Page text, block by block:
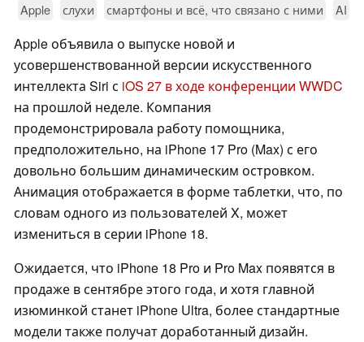
Apple слухи смартфоны и всё, что связано с ними AI
Apple объявила о выпуске новой и
усовершенствованной версии искусственного
интеллекта Siri с iOS 27 в ходе конференции WWDC
на прошлой неделе. Компания
продемонстрировала работу помощника,
предположительно, на iPhone 17 Pro (Max) с его
довольно большим динамическим островком.
Анимация отображается в форме таблетки, что, по
словам одного из пользователей X, может
измениться в серии iPhone 18.
Ожидается, что iPhone 18 Pro и Pro Max появятся в
продаже в сентябре этого года, и хотя главной
изюминкой станет iPhone Ultra, более стандартные
модели также получат доработанный дизайн.